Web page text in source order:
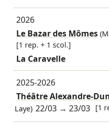
2026
Le Bazar des Mômes
[1 rep. + 1 scol.]
La Caravelle
2025-2026
Théâtre Alexandre-
Laye) 22/03 →23/03 [1